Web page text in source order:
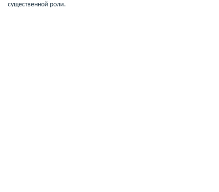
существенной роли.